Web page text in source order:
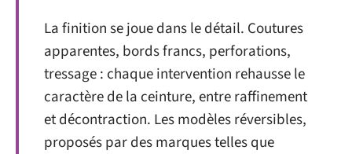
La finition se joue dans le détail. Coutures
apparentes, bords francs, perforations,
tressage : chaque intervention rehausse le
caractère de la ceinture, entre raffinement
et décontraction. Les modèles réversibles,
proposés par des marques telles que